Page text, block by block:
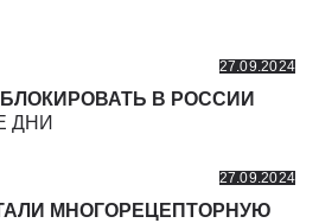
27.09.2024
В РОССИИ
ДНИ
27.09.2024
МНОГОРЕЦЕПТОРНУЮ